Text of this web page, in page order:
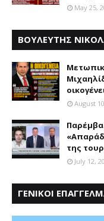
May 25,
ΒΟΥΛΕΥΤΗΣ
August
της
July 12,
ΓΕΝΙΚΟΙ